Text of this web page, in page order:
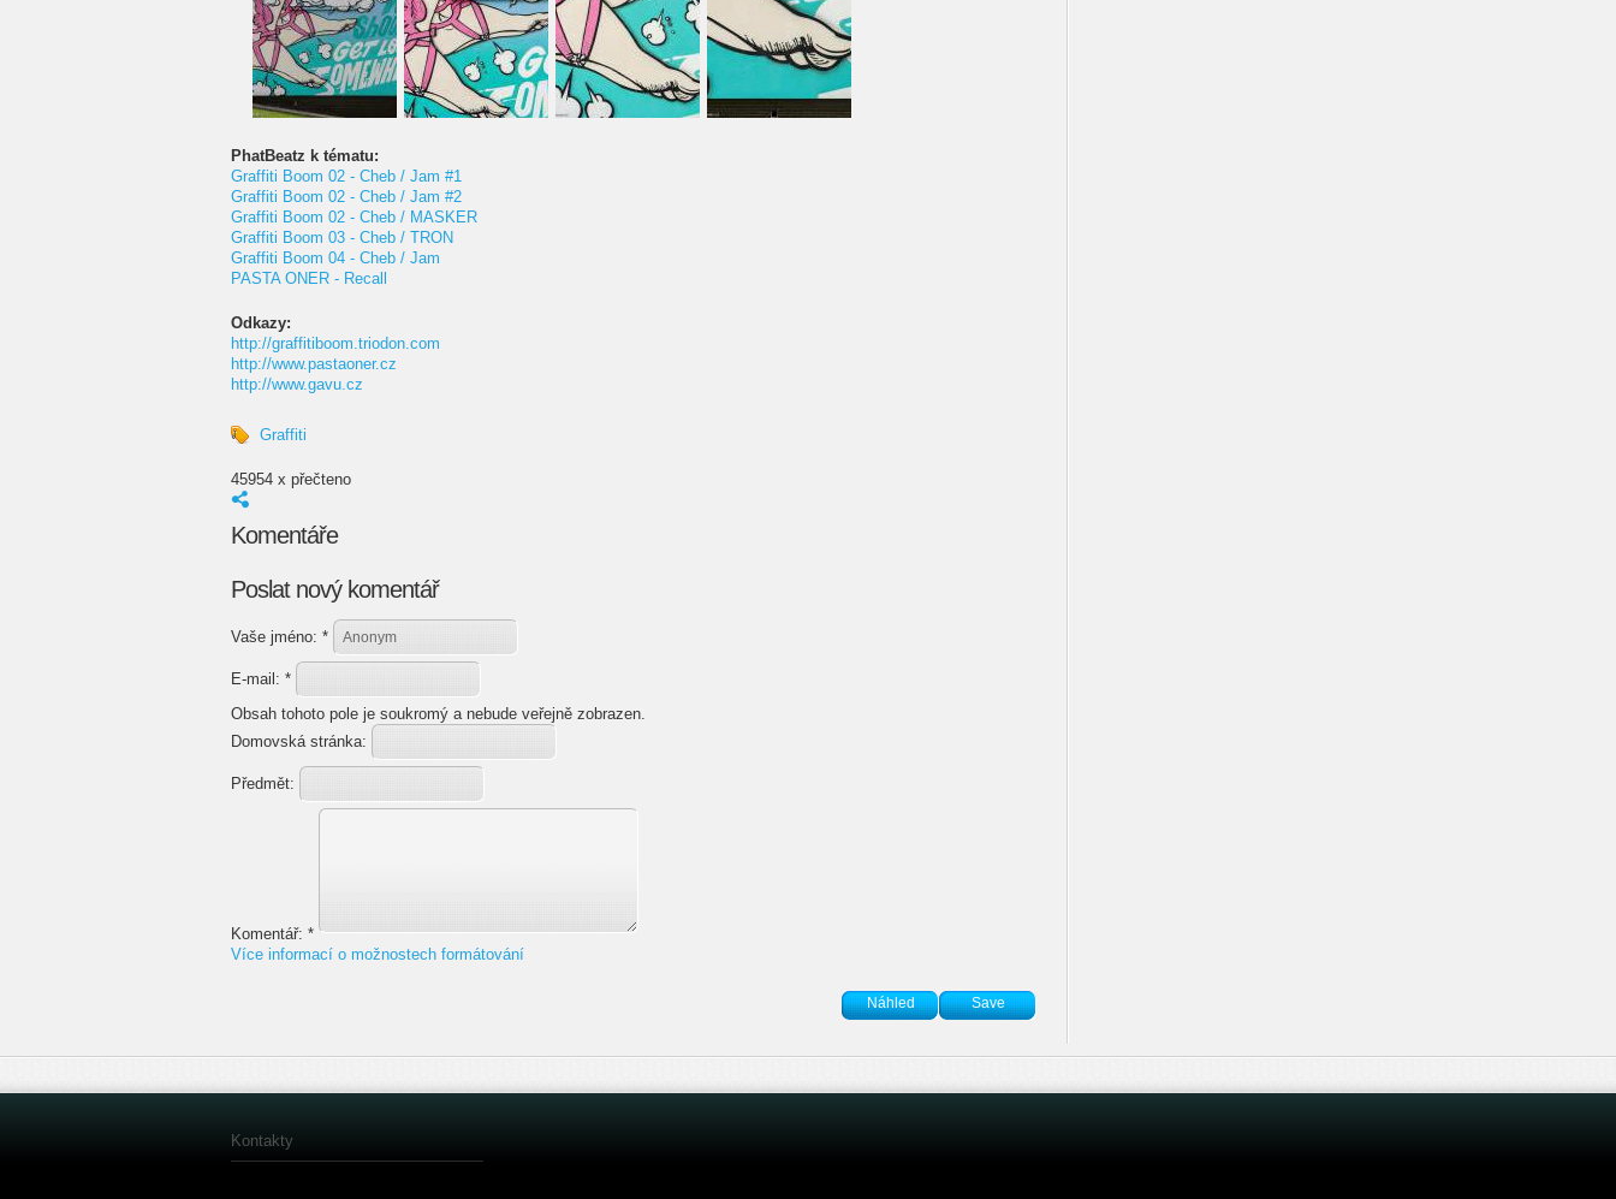
PhatBeatz k tématu:
Graffiti Boom 02 - Cheb / Jam #1
Graffiti Boom 02 - Cheb / Jam #2
Graffiti Boom 02 - Cheb / MASKER
Graffiti Boom 03 - Cheb / TRON
Graffiti Boom 04 - Cheb / Jam
PASTA ONER - Recall
Odkazy:
http://graffitiboom.triodon.com
http://www.pastaoner.cz
http://www.gavu.cz
Graffiti
45954 x přečteno
Komentáře
Poslat nový komentář
Vaše jméno: *
E-mail: *
Obsah tohoto pole je soukromý a nebude veřejně zobrazen.
Domovská stránka:
Předmět:
Komentář: *
Více informací o možnostech formátování
Kontakty